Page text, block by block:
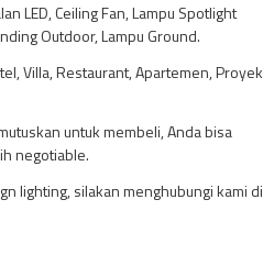
LED, Ceiling Fan, Lampu Spotlight
Outdoor, Lampu Ground.
Villa, Restaurant, Apartemen, Proyek
untuk membeli, Anda bisa
negotiable.
lighting, silakan menghubungi kami di